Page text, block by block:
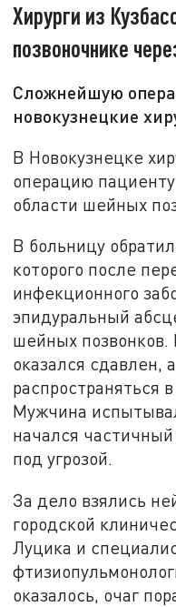
Хирурги из
позвоночнике
Сложнейшую
новокузнецкие
В Новокузнецке
операцию
области шейных
В больницу
которого после
инфекционного
эпидуральный
шейных позвонков.
оказался сдавлен,
распространяться
Мужчина
начался
под угрозой.
За дело взялись
городской
Луцика и
оказалось, очаг